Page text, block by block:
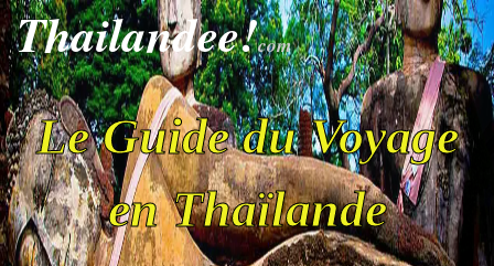
Thailandee!com
Le Guide du Voyage
en Thaïlande